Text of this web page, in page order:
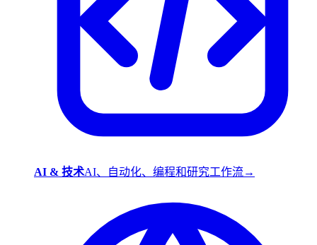
AI & 技术AI、自动化、编程和研究工作流→